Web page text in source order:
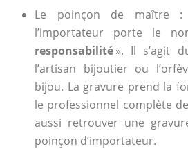
Le poinçon de maître
l’importateur porte le
responsabilité». Il s’agit
l’artisan bijoutier ou
bijou. La gravure prend la
le professionnel complète
aussi retrouver une
poinçon d’importateur.